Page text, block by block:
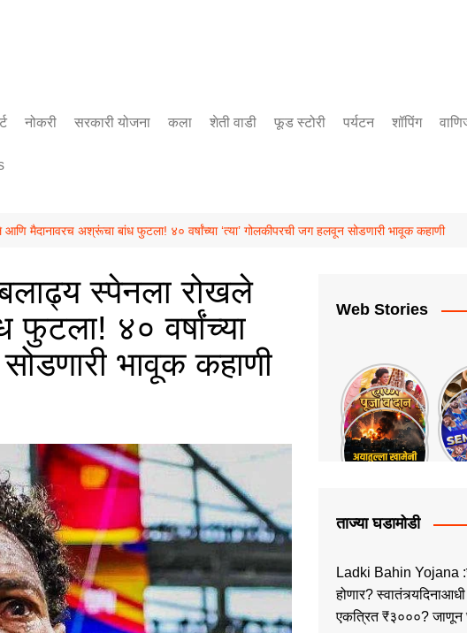
नोकरी सरकारी योजना कला शेती वाडी फूड स्टोरी पर्यटन शॉपिंग
मैदानावरच अश्रूंचा बांध फुटला! ४० वर्षांच्या ‘त्या’ गोलकीपरची जग हलवून सोडणारी भावूक कहाणी
स्पेनला रोखले
४० वर्षांच्या
भावूक कहाणी
Web Stories
ताज्या घडामोडी
Ladki Bahin Yojana
होणार?
एकत्रित ₹३०००? जाणून